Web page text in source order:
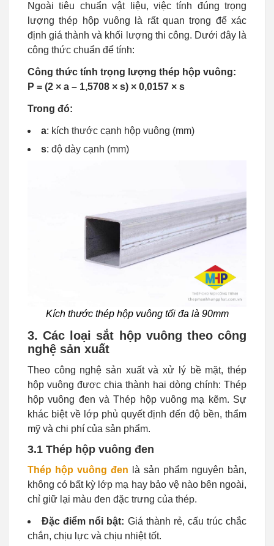
Ngoài tiêu chuẩn vật liệu, việc tính đúng trọng
lượng thép hộp vuông là rất quan trọng để xác
định giá thành và khối lượng thi công. Dưới đây là
công thức chuẩn để tính:
Công thức tính trọng lượng thép hộp vuông:
P = (2 × a – 1,5708 × s) × 0,0157 × s
Trong đó:
a: kích thước cạnh hộp vuông (mm)
s: độ dày cạnh (mm)
Kích thước thép hộp vuông tối đa là 90mm
3. Các loại sắt hộp vuông theo công
nghệ sản xuất
Theo công nghệ sản xuất và xử lý bề mặt, thép
hộp vuông được chia thành hai dòng chính: Thép
hộp vuông đen và Thép hộp vuông mạ kẽm. Sự
khác biệt về lớp phủ quyết định đến độ bền, thẩm
mỹ và chi phí của sản phẩm.
3.1 Thép hộp vuông đen
Thép hộp vuông đen là sản phẩm nguyên bản,
không có bất kỳ lớp mạ hay bảo vệ nào bên ngoài,
chỉ giữ lại màu đen đặc trưng của thép.
Đặc điểm nổi bật: Giá thành rẻ, cấu trúc chắc
chắn, chịu lực và chịu nhiệt tốt.